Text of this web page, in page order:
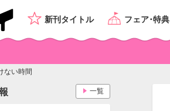
新刊タイトル フェア･特典
ない時間
一覧